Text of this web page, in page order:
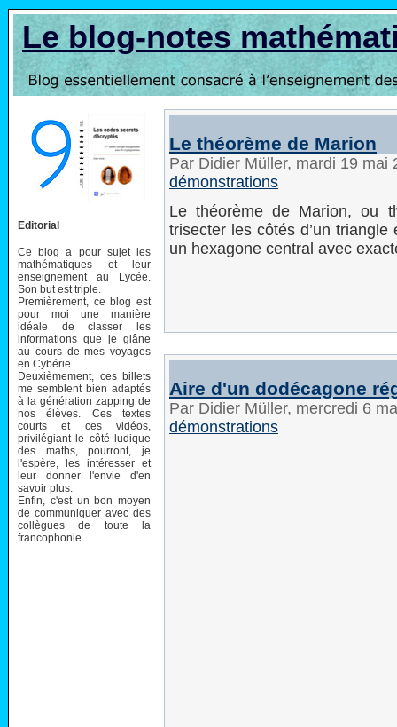
Le blog-notes
Editorial
Ce blog a pour sujet les
mathématiques et leur
enseignement au Lycée.
Son but est triple.
Premièrement, ce blog est
pour moi une manière
idéale de classer les
informations que je glâne
au cours de mes voyages
en Cybérie.
Deuxièmement, ces billets
me semblent bien adaptés
à la génération zapping de
nos élèves. Ces textes
courts et ces vidéos,
privilégiant le côté ludique
des maths, pourront, je
l'espère, les intéresser et
leur donner l'envie d'en
savoir plus.
Enfin, c'est un bon moyen
de communiquer avec des
collègues de toute la
francophonie.
Le théorème de Marion
Par Didier Müller, mardi 19 mai
démonstrations
Le théorème de Marion, ou
trisecter les côtés d’un
un hexagone central avec
Aire d'un dodécagone
Par Didier Müller, mercredi 6
démonstrations